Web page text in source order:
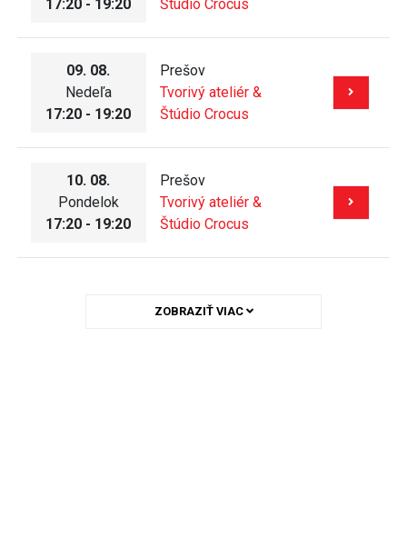
17:20 - 19:20
Štúdio Crocus
09. 08.
Nedeľa
17:20 - 19:20
Prešov
Tvorivý ateliér &
Štúdio Crocus
10. 08.
Pondelok
17:20 - 19:20
Prešov
Tvorivý ateliér &
Štúdio Crocus
ZOBRAZIŤ VIAC